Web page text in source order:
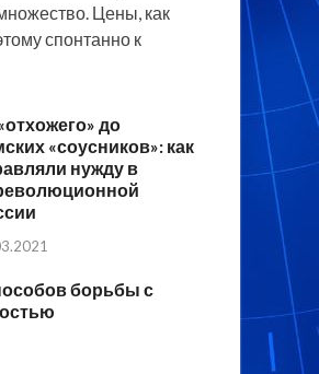
Цены, как
спонтанно к
до
«соусников»: как
нужду в
борьбы с